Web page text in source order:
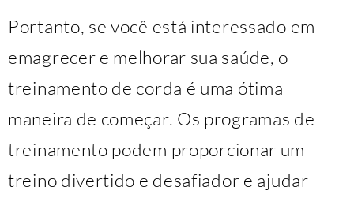
Portanto, se você está interessado em
emagrecer e melhorar sua saúde, o
treinamento de corda é uma ótima
maneira de começar. Os programas de
treinamento podem proporcionar um
treino divertido e desafiador e ajudar